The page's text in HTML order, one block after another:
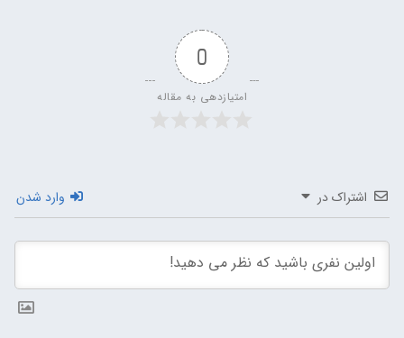
0
امتیازدهی به مقاله
اشتراک در وارد شدن